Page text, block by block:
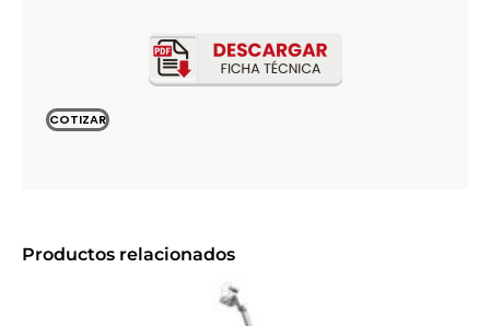
COTIZAR
Productos relacionados